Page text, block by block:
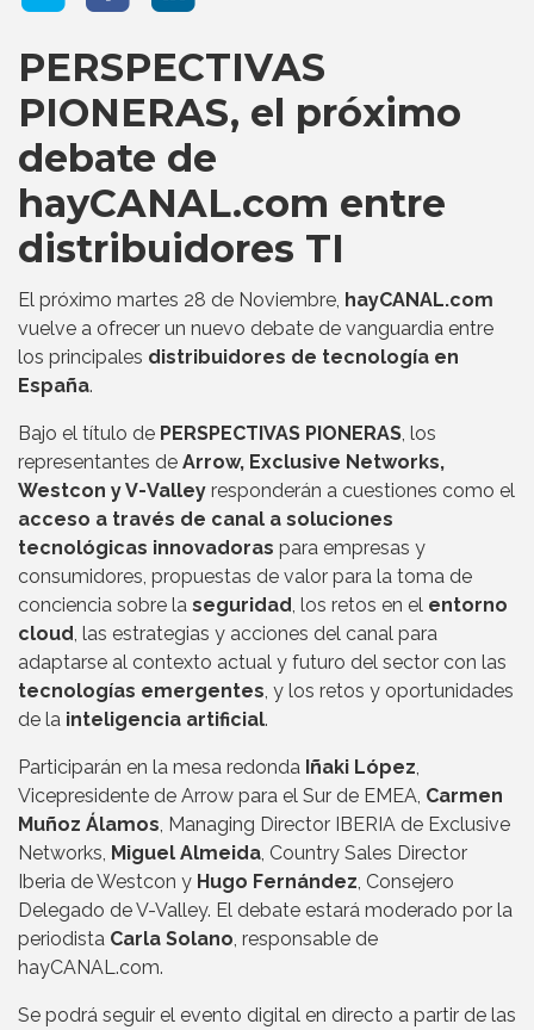
PERSPECTIVAS
PIONERAS, el próximo
debate de
hayCANAL.com entre
distribuidores TI
El próximo martes 28 de Noviembre, hayCANAL.com
vuelve a ofrecer un nuevo debate de vanguardia entre
los principales distribuidores de tecnología en
España.
Bajo el título de PERSPECTIVAS PIONERAS , los
representantes de Arrow, Exclusive Networks,
Westcon y V-Valley responderán a cuestiones como el
acceso a través de canal a soluciones
tecnológicas innovadoras para empresas y
consumidores, propuestas de valor para la toma de
conciencia sobre la seguridad , los retos en el entorno
cloud , las estrategias y acciones del canal para
adaptarse al contexto actual y futuro del sector con las
tecnologías emergentes , y los retos y oportunidades
de la inteligencia artificial.
Participarán en la mesa redonda Iñaki López
Vicepresidente de Arrow para el Sur de EMEA, Carmen
Muñoz Álamos , Managing Director IBERIA de Exclusive
Networks, Miguel Almeida , Country Sales Director
Iberia de Westcon y Hugo Fernández , Consejero
Delegado de V-Valley. El debate estará moderado por la
periodista Carla Solano , responsable de
hayCANAL.com.
Se podrá seguir el evento digital en directo a partir de las